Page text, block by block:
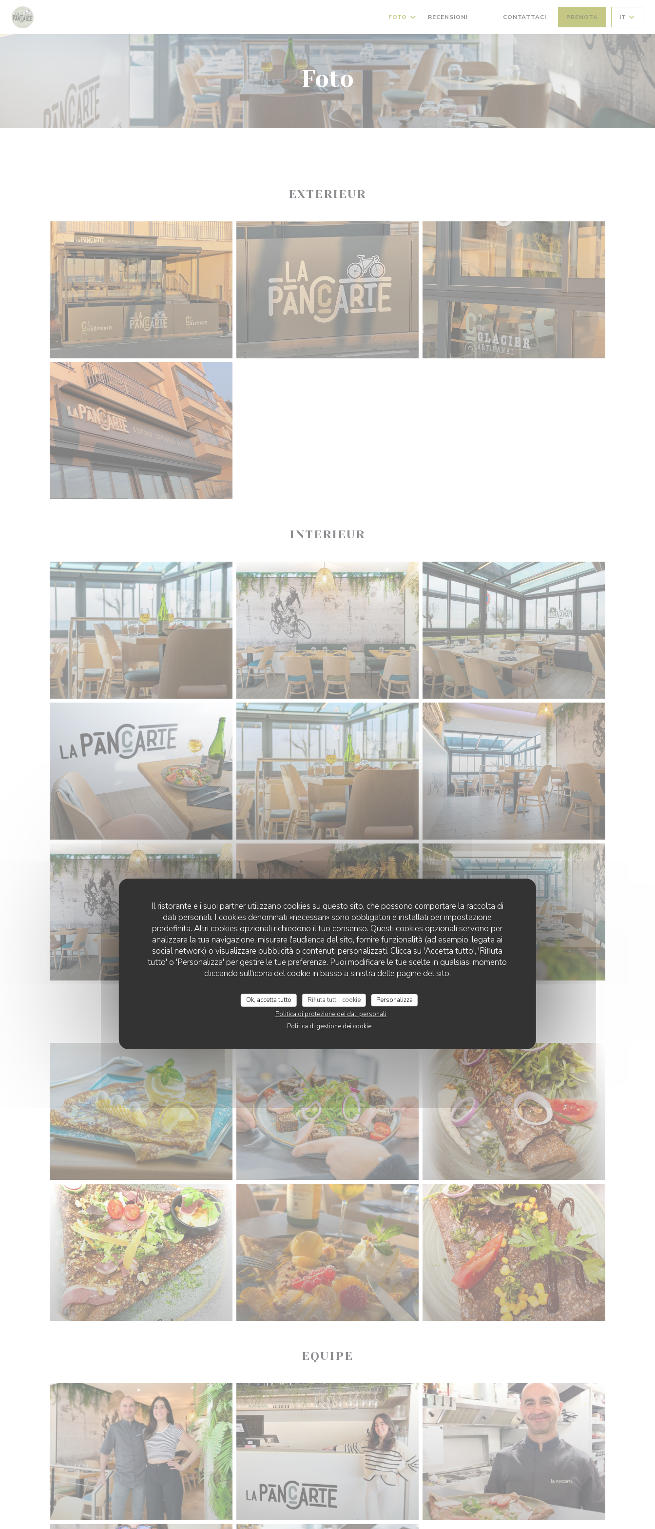
Personalizzazione delle tue scelte sui cookie
Il ristorante e i suoi partner utilizzano cookies su questo sito, che possono comportare la raccolta di
dati personali. I cookies denominati «necessari» sono obbligatori e installati per impostazione
predefinita. Altri cookies opzionali richiedono il tuo consenso. Questi cookies opzionali servono per
analizzare la tua navigazione, misurare l'audience del sito, fornire funzionalità (ad esempio, legate ai
social network) o visualizzare pubblicità o contenuti personalizzati. Clicca su 'Accetta tutto', 'Rifiuta
tutto' o 'Personalizza' per gestire le tue preferenze. Puoi modificare le tue scelte in qualsiasi momento
cliccando sull'icona del cookie in basso a sinistra delle pagine del sito.
Ok, accetta tutto Rifiuta tutti i cookie
Personalizza
Politica di protezione dei dati personali
Politica di gestione dei cookie
FOTO RECENSIONI CONTATTACI PRENOTA IT
Foto
EXTERIEUR
INTERIEUR
PLATS
EQUIPE